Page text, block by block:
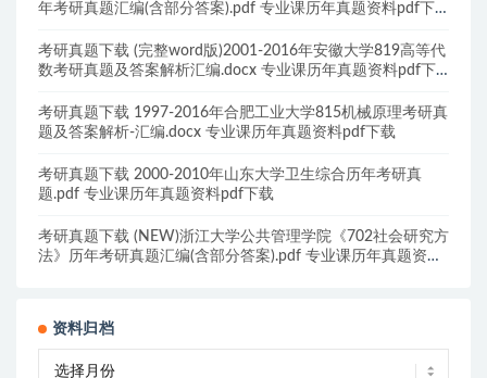
年考研真题汇编(含部分答案).pdf 专业课历年真题资料pdf下
考研真题下载 (完整word版)2001-2016年安徽大学819高等代
数考研真题及答案解析汇编.docx 专业课历年真题资料pdf下
考研真题下载 1997-2016年合肥工业大学815机械原理考研真
题及答案解析-汇编.docx 专业课历年真题资料pdf下载
考研真题下载 2000-2010年山东大学卫生综合历年考研真
题.pdf 专业课历年真题资料pdf下载
考研真题下载 (NEW)浙江大学公共管理学院《702社会研究方
法》历年考研真题汇编(含部分答案).pdf 专业课历年真题资料
资料归档